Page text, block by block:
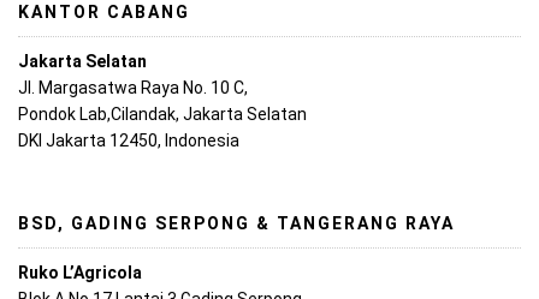
KANTOR CABANG
Jakarta Selatan
Jl. Margasatwa Raya No. 10 C,
Pondok Lab,Cilandak, Jakarta Selatan
DKI Jakarta 12450, Indonesia
BSD, GADING SERPONG & TANGERANG RAYA
Ruko L’Agricola